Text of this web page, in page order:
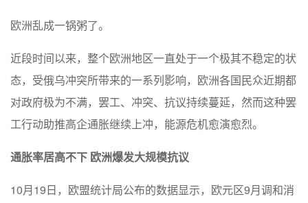
欧洲乱成一锅粥了。
近段时间以来，整个欧洲地区一直处于一个极其不稳定的状
态，受俄乌冲突所带来的一系列影响，欧洲各国民众近期都
对政府极为不满，罢工、冲突、抗议持续蔓延，然而这种罢
工行动助推高企通胀继续上冲，能源危机愈演愈烈。
通胀率居高不下 欧洲爆发大规模抗议
10月19日，欧盟统计局公布的数据显示，欧元区9月调和消